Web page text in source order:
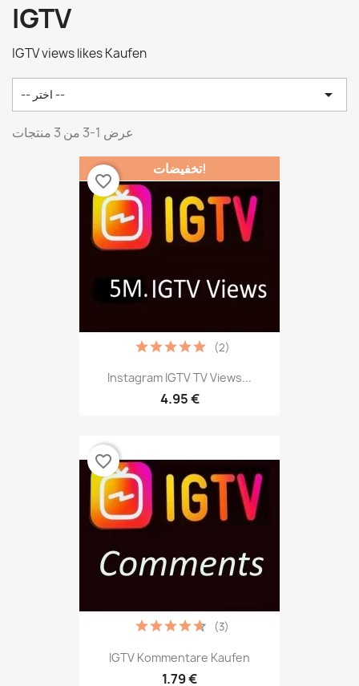
IGTV
IGTV views likes Kaufen
-- اختر -- 
عرض 1-3 من 3 منتجات
Instagram IGTV TV Views...
4.95 €
(2)
تخفيضات!
favorite_border
IGTV Kommentare Kaufen
1.79 €
(3)
favorite_border